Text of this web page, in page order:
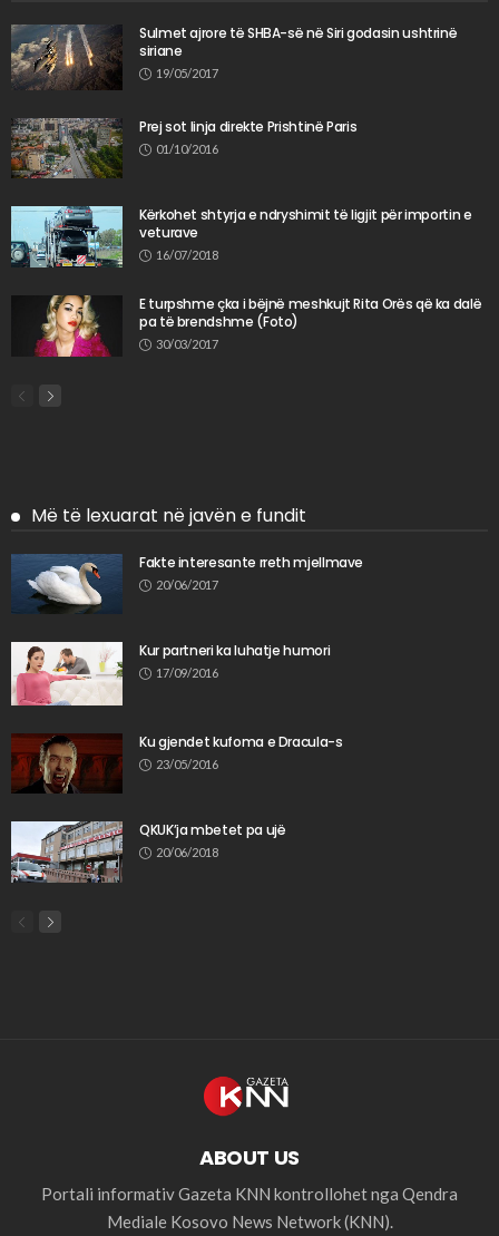
Sulmet ajrore të SHBA-së në Siri godasin ushtrinë
siriane
19/05/2017
Prej sot linja direkte Prishtinë Paris
01/10/2016
Kërkohet shtyrja e ndryshimit të ligjit për importin e
veturave
16/07/2018
E turpshme çka i bëjnë meshkujt Rita Orës që ka dalë
pa të brendshme (Foto)
30/03/2017
Më të lexuarat në javën e fundit
Fakte interesante rreth mjellmave
20/06/2017
Kur partneri ka luhatje humori
17/09/2016
Ku gjendet kufoma e Dracula-s
23/05/2016
QKUK’ja mbetet pa ujë
20/06/2018
ABOUT US
Portali informativ Gazeta KNN kontrollohet nga Qendra
Mediale Kosovo News Network (KNN).